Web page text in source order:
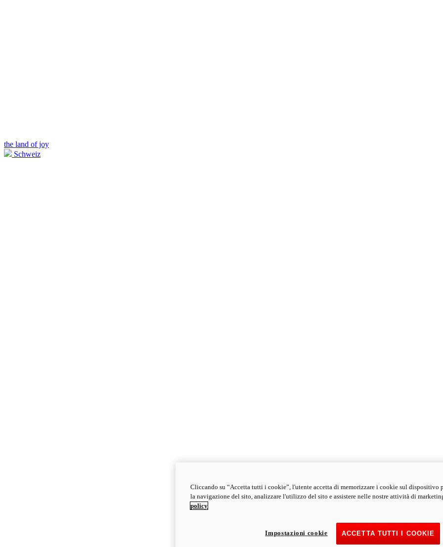
the land of joy
Schweiz
Cliccando su “Accetta tutti i cookie”, l'utente accetta di memorizzare i cookie sul dispositivo
la navigazione del sito, analizzare l'utilizzo del sito e assistere nelle nostre attività di
policy
ACCETTA TUTTI I COOKIE
Impostazioni cookie